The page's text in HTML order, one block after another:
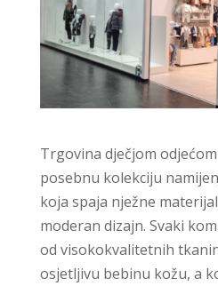
Trgovina dječjom
posebnu kolekciju
koja spaja nježne
moderan dizajn. Svaki
od visokokvalitetnih
osjetljivu bebinu kožu, a